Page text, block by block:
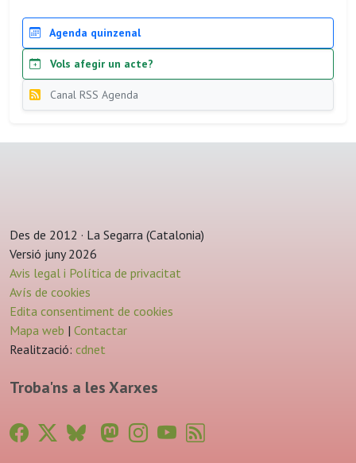
Agenda quinzenal
Vols afegir un acte?
Canal RSS Agenda
Des de 2012 · La Segarra (Catalonia)
Versió juny 2026
Avis legal i Política de privacitat
Avís de cookies
Edita consentiment de cookies
Mapa web | Contactar
Realització: cdnet
Troba'ns a les Xarxes